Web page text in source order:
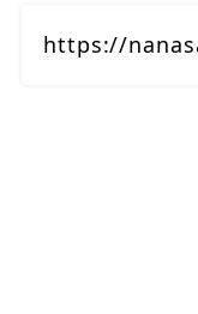
https://